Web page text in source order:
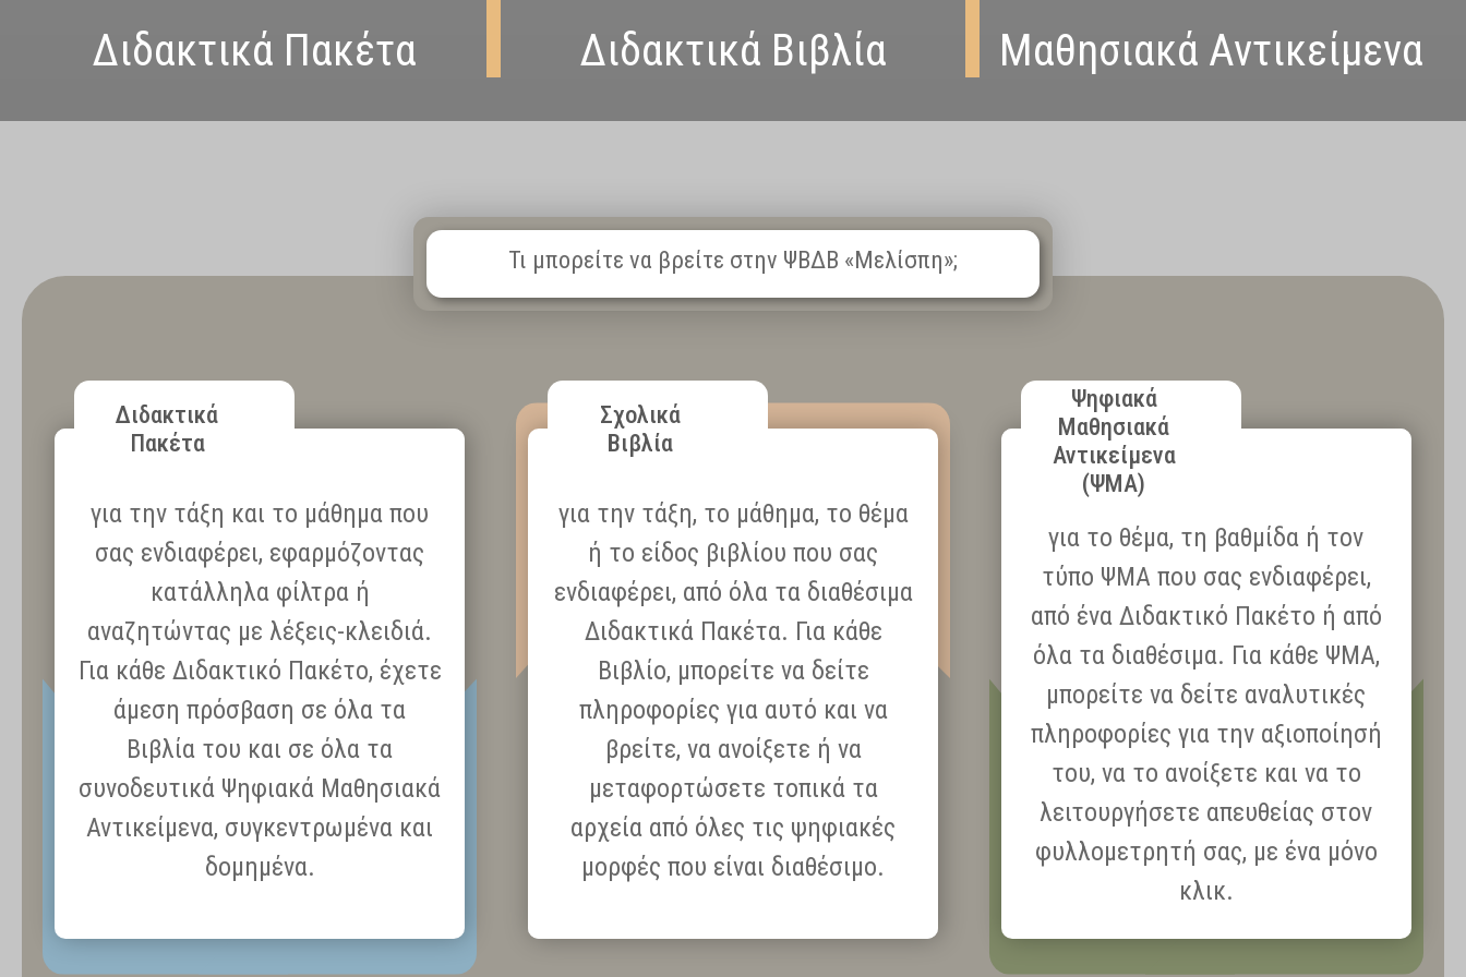
Διδακτικά Πακέτα Διδακτικά Βιβλία Μαθησιακά Αντικείμενα
Τι μπορείτε να βρείτε στην ΨΒΔΒ «Μελίσπη»;
Διδακτικά
Πακέτα
για την τάξη και το μάθημα που
σας ενδιαφέρει, εφαρμόζοντας
κατάλληλα φίλτρα ή
αναζητώντας με λέξεις-κλειδιά.
Για κάθε Διδακτικό Πακέτο, έχετε
άμεση πρόσβαση σε όλα τα
Βιβλία του και σε όλα τα
συνοδευτικά Ψηφιακά Μαθησιακά
Αντικείμενα, συγκεντρωμένα και
δομημένα.
Σχολικά
Βιβλία
για την τάξη, το μάθημα, το θέμα
ή το είδος βιβλίου που σας
ενδιαφέρει, από όλα τα διαθέσιμα
Διδακτικά Πακέτα. Για κάθε
Βιβλίο, μπορείτε να δείτε
πληροφορίες για αυτό και να
βρείτε, να ανοίξετε ή να
μεταφορτώσετε τοπικά τα
αρχεία από όλες τις ψηφιακές
μορφές που είναι διαθέσιμο.
Ψηφιακά
Μαθησιακά
Αντικείμενα
(ΨΜΑ)
για το θέμα, τη βαθμίδα ή τον
τύπο ΨΜΑ που σας ενδιαφέρει,
από ένα Διδακτικό Πακέτο ή από
όλα τα διαθέσιμα. Για κάθε ΨΜΑ,
μπορείτε να δείτε αναλυτικές
πληροφορίες για την αξιοποίησή
του, να το ανοίξετε και να το
λειτουργήσετε απευθείας στον
φυλλομετρητή σας, με ένα μόνο
κλικ.